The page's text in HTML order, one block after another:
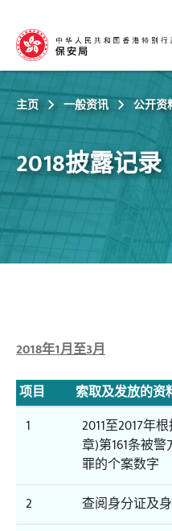
主页 一般资讯 公开资
2018披露记录
2018年1月至3月
项目
索取及发放的资
1
2011至2017年
章)第161条被
罪的个案数字
2
查阅身分证及